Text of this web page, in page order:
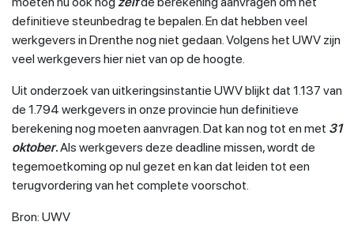
definitieve steunbedrag te bepalen. En dat hebben veel
werkgevers in Drenthe nog niet gedaan. Volgens het UWV zijn
veel werkgevers hier niet van op de hoogte.
Uit onderzoek van uitkeringsinstantie UWV blijkt dat 1.137 van
de 1.794 werkgevers in onze provincie hun definitieve
berekening nog moeten aanvragen. Dat kan nog tot en met 31
oktober.Als werkgevers deze deadline missen, wordt de
tegemoetkoming op nul gezet en kan dat leiden tot een
terugvordering van het complete voorschot.
Bron: UWV